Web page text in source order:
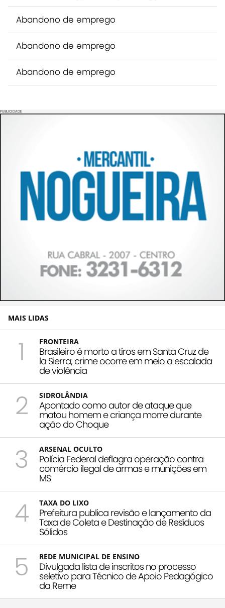
Abandono de emprego
Abandono de emprego
Abandono de emprego
PUBLICIDADE
MAIS LIDAS
1 FRONTEIRA
Brasileiro é morto a tiros em Santa Cruz de
la Sierra; crime ocorre em meio a escalada
de violência
2 SIDROLÂNDIA
Apontado como autor de ataque que
matou homem e criança morre durante
ação do Choque
3 ARSENAL OCULTO
Polícia Federal deflagra operação contra
comércio ilegal de armas e munições em
MS
4 TAXA DO LIXO
Prefeitura publica revisão e lançamento da
Taxa de Coleta e Destinação de Resíduos
Sólidos
5 REDE MUNICIPAL DE ENSINO
Divulgada lista de inscritos no processo
seletivo para Técnico de Apoio Pedagógico
da Reme